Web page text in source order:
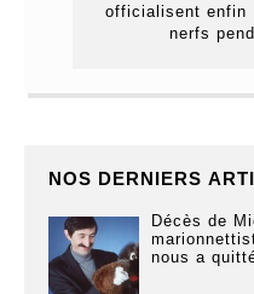
officialisent enfin
nerfs
NOS DERNIERS
Décès de
nous a